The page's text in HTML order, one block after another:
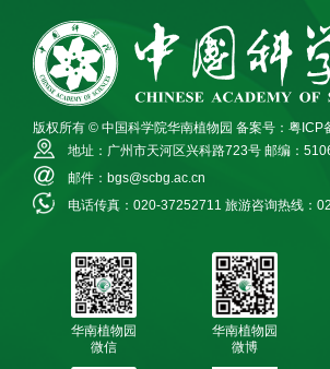
版权所有 © 中国科学院华南植物园 备案号：粤ICP
地址：广州市天河区兴科路723号 邮编：
邮件：bgs@scbg.ac.cn
电话传真：020-37252711 旅游咨询热线：
华南植物园
微信
华南植物园
微博